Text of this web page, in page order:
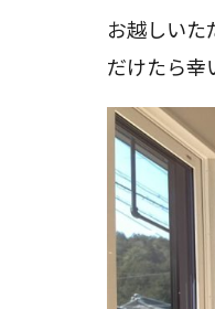
お越しいた
だけたら幸